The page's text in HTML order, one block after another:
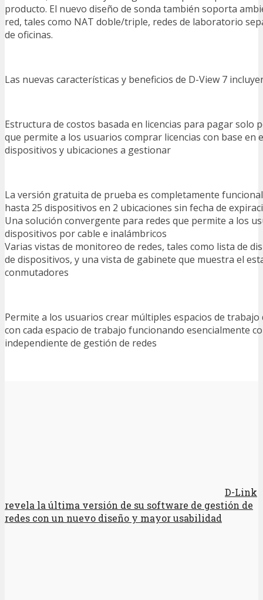
producto. El nuevo diseño de sonda también soporta
red, tales como NAT doble/triple, redes de laboratorio
de oficinas.
Las nuevas características y beneficios de D-View 7
Estructura de costos basada en licencias para pagar solo
que permite a los usuarios comprar licencias con base en
dispositivos y ubicaciones a gestionar
La versión gratuita de prueba es completamente
hasta 25 dispositivos en 2 ubicaciones sin fecha de
Una solución convergente para redes que permite a los
dispositivos por cable e inalámbricos
Varias vistas de monitoreo de redes, tales como lista de
de dispositivos, y una vista de gabinete que muestra el
conmutadores
Permite a los usuarios crear múltiples espacios de trabajo
con cada espacio de trabajo funcionando esencialmente
independiente de gestión de redes
D-Link
revela la última versión de su software de gestión de
redes con un nuevo diseño y mayor usabilidad